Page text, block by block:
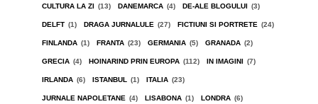
CULTURA LA ZI (13) DANEMARCA (4) DE-ALE BLOGULUI (3)
DELFT (1) DRAGA JURNALULE (27) FICTIUNI SI PORTRETE (24)
FINLANDA (1) FRANTA (23) GERMANIA (5) GRANADA (2)
GRECIA (4) HOINARIND PRIN EUROPA (112) IN IMAGINI (7)
IRLANDA (6) ISTANBUL (1) ITALIA (23)
JURNALE NAPOLETANE (4) LISABONA (1) LONDRA (6)